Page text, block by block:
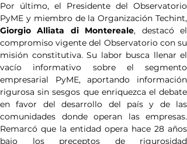
Por último, el Presidente del Observatorio
Giorgio Alliata di Montereale, destacó el
compromiso vigente del Observatorio con su
misión constitutiva. Su labor busca llenar el
vacío informativo sobre el segmento
empresarial PyME, aportando información
rigurosa sin sesgos que enriquezca el debate
en favor del desarrollo del país y de las
comunidades donde operan las empresas.
Remarcó que la entidad opera hace 28 años
bajo los preceptos de rigurosidad